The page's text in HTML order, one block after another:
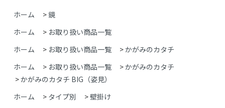
ホーム >鏡
ホーム
> お取り扱い商品一覧
ホーム
> お取り扱い商品一覧 >かがみのカタチ
ホーム
> お取り扱い商品一覧 >かがみのカタチ
>かがみのカタチ BIG（姿見）
ホーム
> タイプ別 >壁掛け